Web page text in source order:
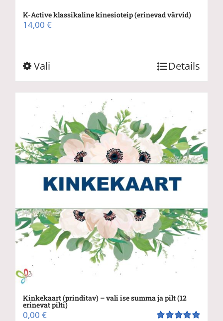
K-Active klassikaline kinesioteip (erinevad värvid)
14,00 €
Vali
varianti.
Valikuid
saab
teha
tootelehel.
Details
Kinkekaart (prinditav) – vali ise summa ja pilt (12
erinevat pilti)
0,00 €